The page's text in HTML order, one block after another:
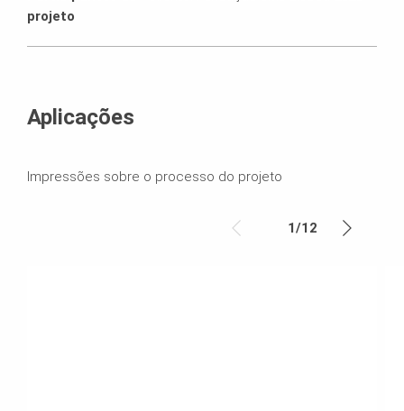
projeto
Aplicações
Impressões sobre o processo do projeto
1/12